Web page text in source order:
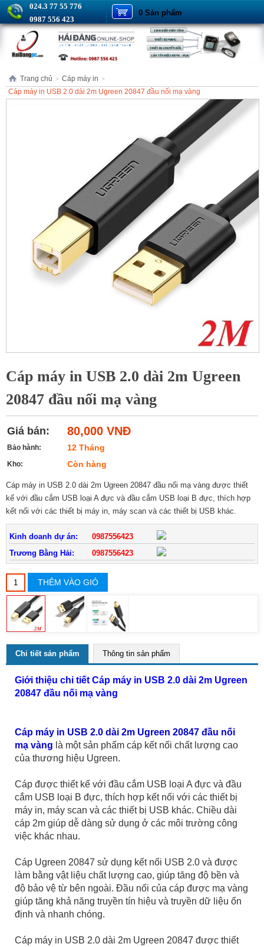
024.3 77 55 776
0987 556 423
0 Sản phẩm
Trang chủ > Cáp máy in >
Cáp máy in USB 2.0 dài 2m Ugreen 20847 đầu nối mạ vàng
Cáp máy in USB 2.0 dài 2m Ugreen
20847 đầu nối mạ vàng
Giá bán: 80,000 VNĐ
Bảo hành: 12 Tháng
Kho: Còn hàng
Cáp máy in USB 2.0 dài 2m Ugreen 20847 đầu nối mạ vàng được thiết
kế với đầu cắm USB loại A đực và đầu cắm USB loại B đực, thích hợp
kết nối với các thiết bị máy in, máy scan và các thiết bị USB khác.
Kinh doanh dự án:
0987556423
Trương Bằng Hải:
0987556423
THÊM VÀO GIỎ
Chi tiết sản phẩm Thông tin sản phẩm
Giới thiệu chi tiết Cáp máy in USB 2.0 dài 2m Ugreen
20847 đầu nối mạ vàng
Cáp máy in USB 2.0 dài 2m Ugreen 20847 đầu nối
mạ vàng là một sản phẩm cáp kết nối chất lượng cao
của thương hiệu Ugreen.
Cáp được thiết kế với đầu cắm USB loại A đực và đầu
cắm USB loại B đực, thích hợp kết nối với các thiết bị
máy in, máy scan và các thiết bị USB khác. Chiều dài
cáp 2m giúp dễ dàng sử dụng ở các môi trường công
việc khác nhau.
Cáp Ugreen 20847 sử dụng kết nối USB 2.0 và được
làm bằng vật liệu chất lượng cao, giúp tăng độ bền và
độ bảo vệ từ bên ngoài. Đầu nối của cáp được mạ vàng
giúp tăng khả năng truyền tín hiệu và truyền dữ liệu ổn
định và nhanh chóng.
Cáp máy in USB 2.0 dài 2m Ugreen 20847 được thiết